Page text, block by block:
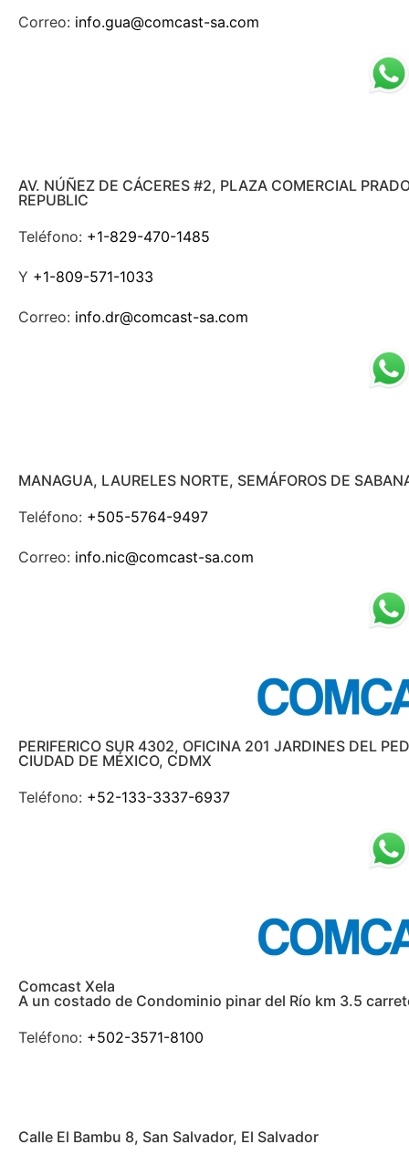
Correo: info.gua@comcast-sa.com
AV. NÚÑEZ DE CÁCERES #2, PLAZA COMERCIAL
REPUBLIC
Teléfono: +1-829-470-1485
Y +1-809-571-1033
Correo: info.dr@comcast-sa.com
MANAGUA, LAURELES NORTE, SEMÁFOROS DE
Teléfono: +505-5764-9497
Correo: info.nic@comcast-sa.com
PERIFERICO SUR 4302, OFICINA 201 JARDINES DEL
CIUDAD DE MÉXICO, CDMX
Teléfono: +52-133-3337-6937
Comcast Xela
A un costado de Condominio pinar del Río km 3.5
Teléfono: +502-3571-8100
Calle El Bambu 8, San Salvador, El Salvador